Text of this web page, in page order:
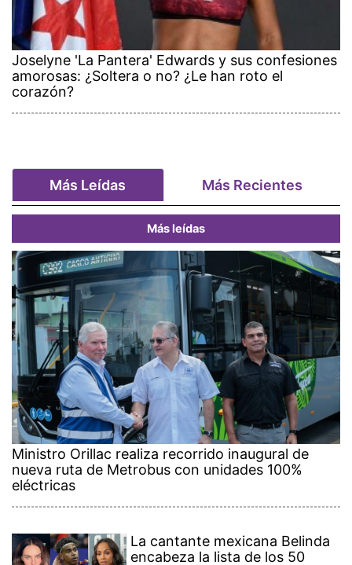
Joselyne 'La Pantera' Edwards y sus confesiones
amorosas: ¿Soltera o no? ¿Le han roto el
corazón?
Más Leídas Más Recientes
Más leídas
Ministro Orillac realiza recorrido inaugural de
nueva ruta de Metrobus con unidades 100%
eléctricas
La cantante mexicana Belinda
encabeza la lista de los 50